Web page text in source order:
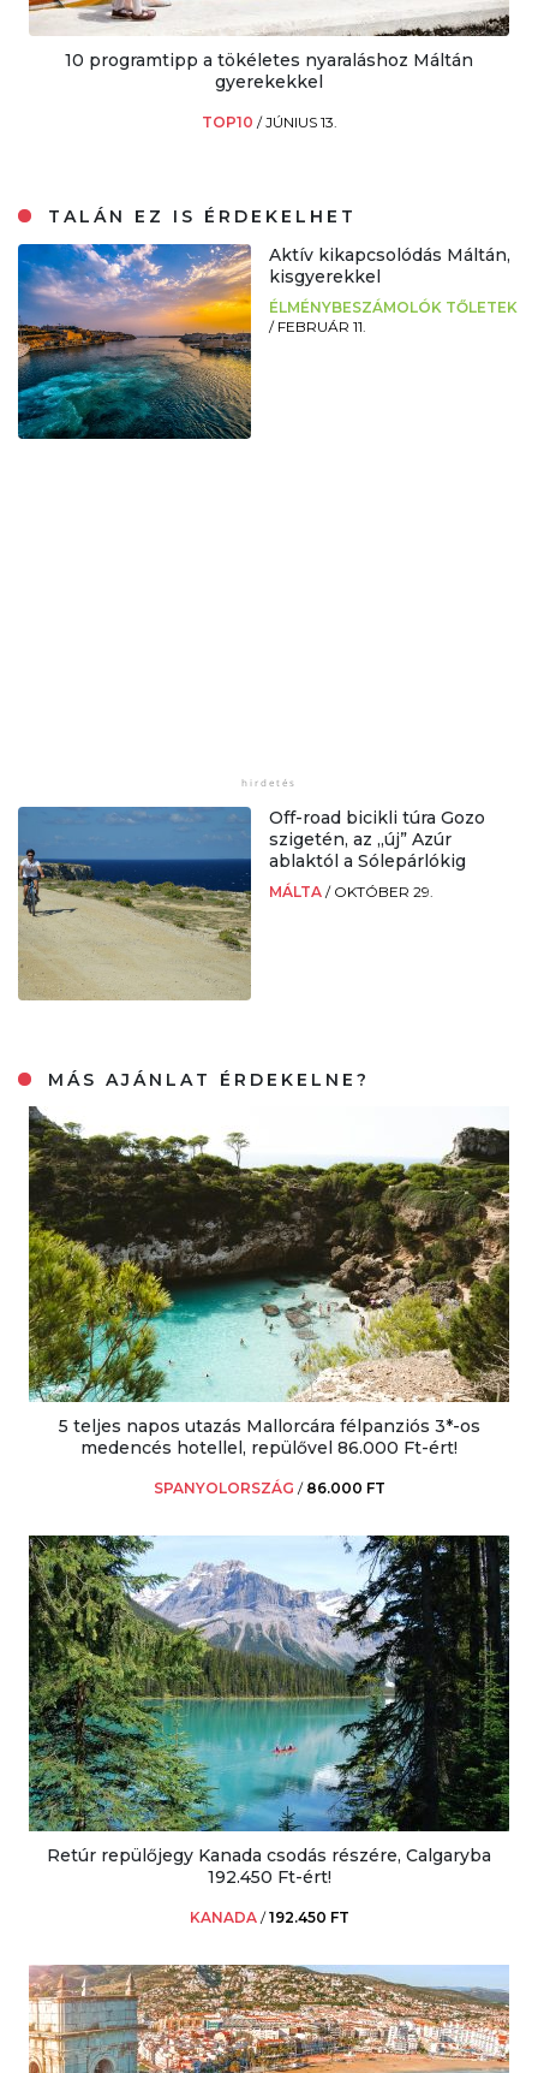
10 programtipp a tökéletes nyaraláshoz Máltán
gyerekekkel
TOP10 /JÚNIUS 13.
TALÁN EZ IS ÉRDEKELHET
Aktív kikapcsolódás Máltán,
kisgyerekkel
ÉLMÉNYBESZÁMOLÓK TŐLETEK
/ FEBRUÁR 11.
Off-road bicikli túra Gozo
szigetén, az „új” Azúr
ablaktól a Sólepárlókig
MÁLTA / OKTÓBER 29.
MÁS AJÁNLAT ÉRDEKELNE?
5 teljes napos utazás Mallorcára félpanziós 3*-os
medencés hotellel, repülővel 86.000 Ft-ért!
SPANYOLORSZÁG / 86.000 FT
Retúr repülőjegy Kanada csodás részére, Calgaryba
192.450 Ft-ért!
KANADA /192.450 FT